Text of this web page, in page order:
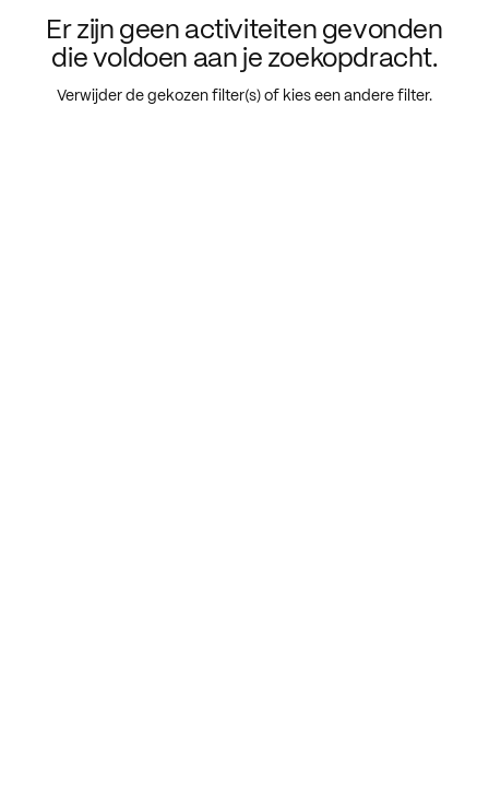
Er zijn geen activiteiten gevonden
die voldoen aan je zoekopdracht.
Verwijder de gekozen filter(s) of kies een andere filter.